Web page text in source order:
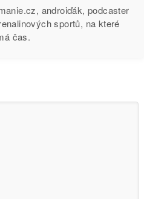
androiďák, podcaster
sportů, na které
čas.